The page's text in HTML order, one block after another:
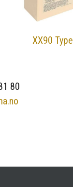
XX90 Type
80